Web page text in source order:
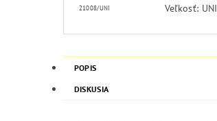
21008/UNI Veľkosť: UNI
POPIS
DISKUSIA